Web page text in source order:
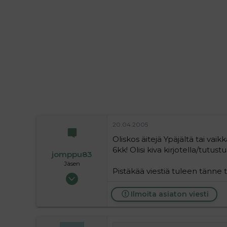
jomppu83
Jäsen
02.11.2004
20.04.2005
Oliskos äitejä Ypäjältä tai
6kk! Olisi kiva kirjotella/
Pistäkää viestiä tuleen tänne
Ilmoita asiaton viesti